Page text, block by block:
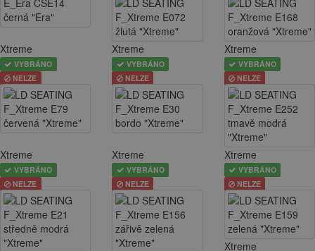
Xtreme
VYBRÁNO
NELZE
Xtreme
VYBRÁNO
NELZE
Xtreme
VYBRÁNO
NELZE
Xtreme
VYBRÁNO
NELZE
Xtreme
VYBRÁNO
NELZE
Xtreme
VYBRÁNO
NELZE
Xtreme